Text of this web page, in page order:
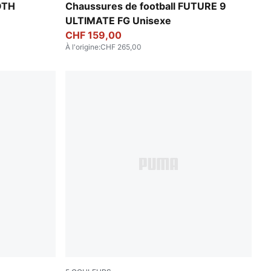
Chaussures de football FUTURE 9
ULTIMATE FG Unisexe
Poison Pink-Sun Stream-Bright Aqua-PUMA
CHF 159,00
À l'origine:CHF 265,00